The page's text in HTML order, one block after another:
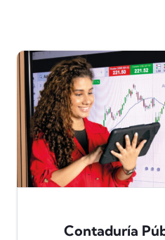
Contaduría